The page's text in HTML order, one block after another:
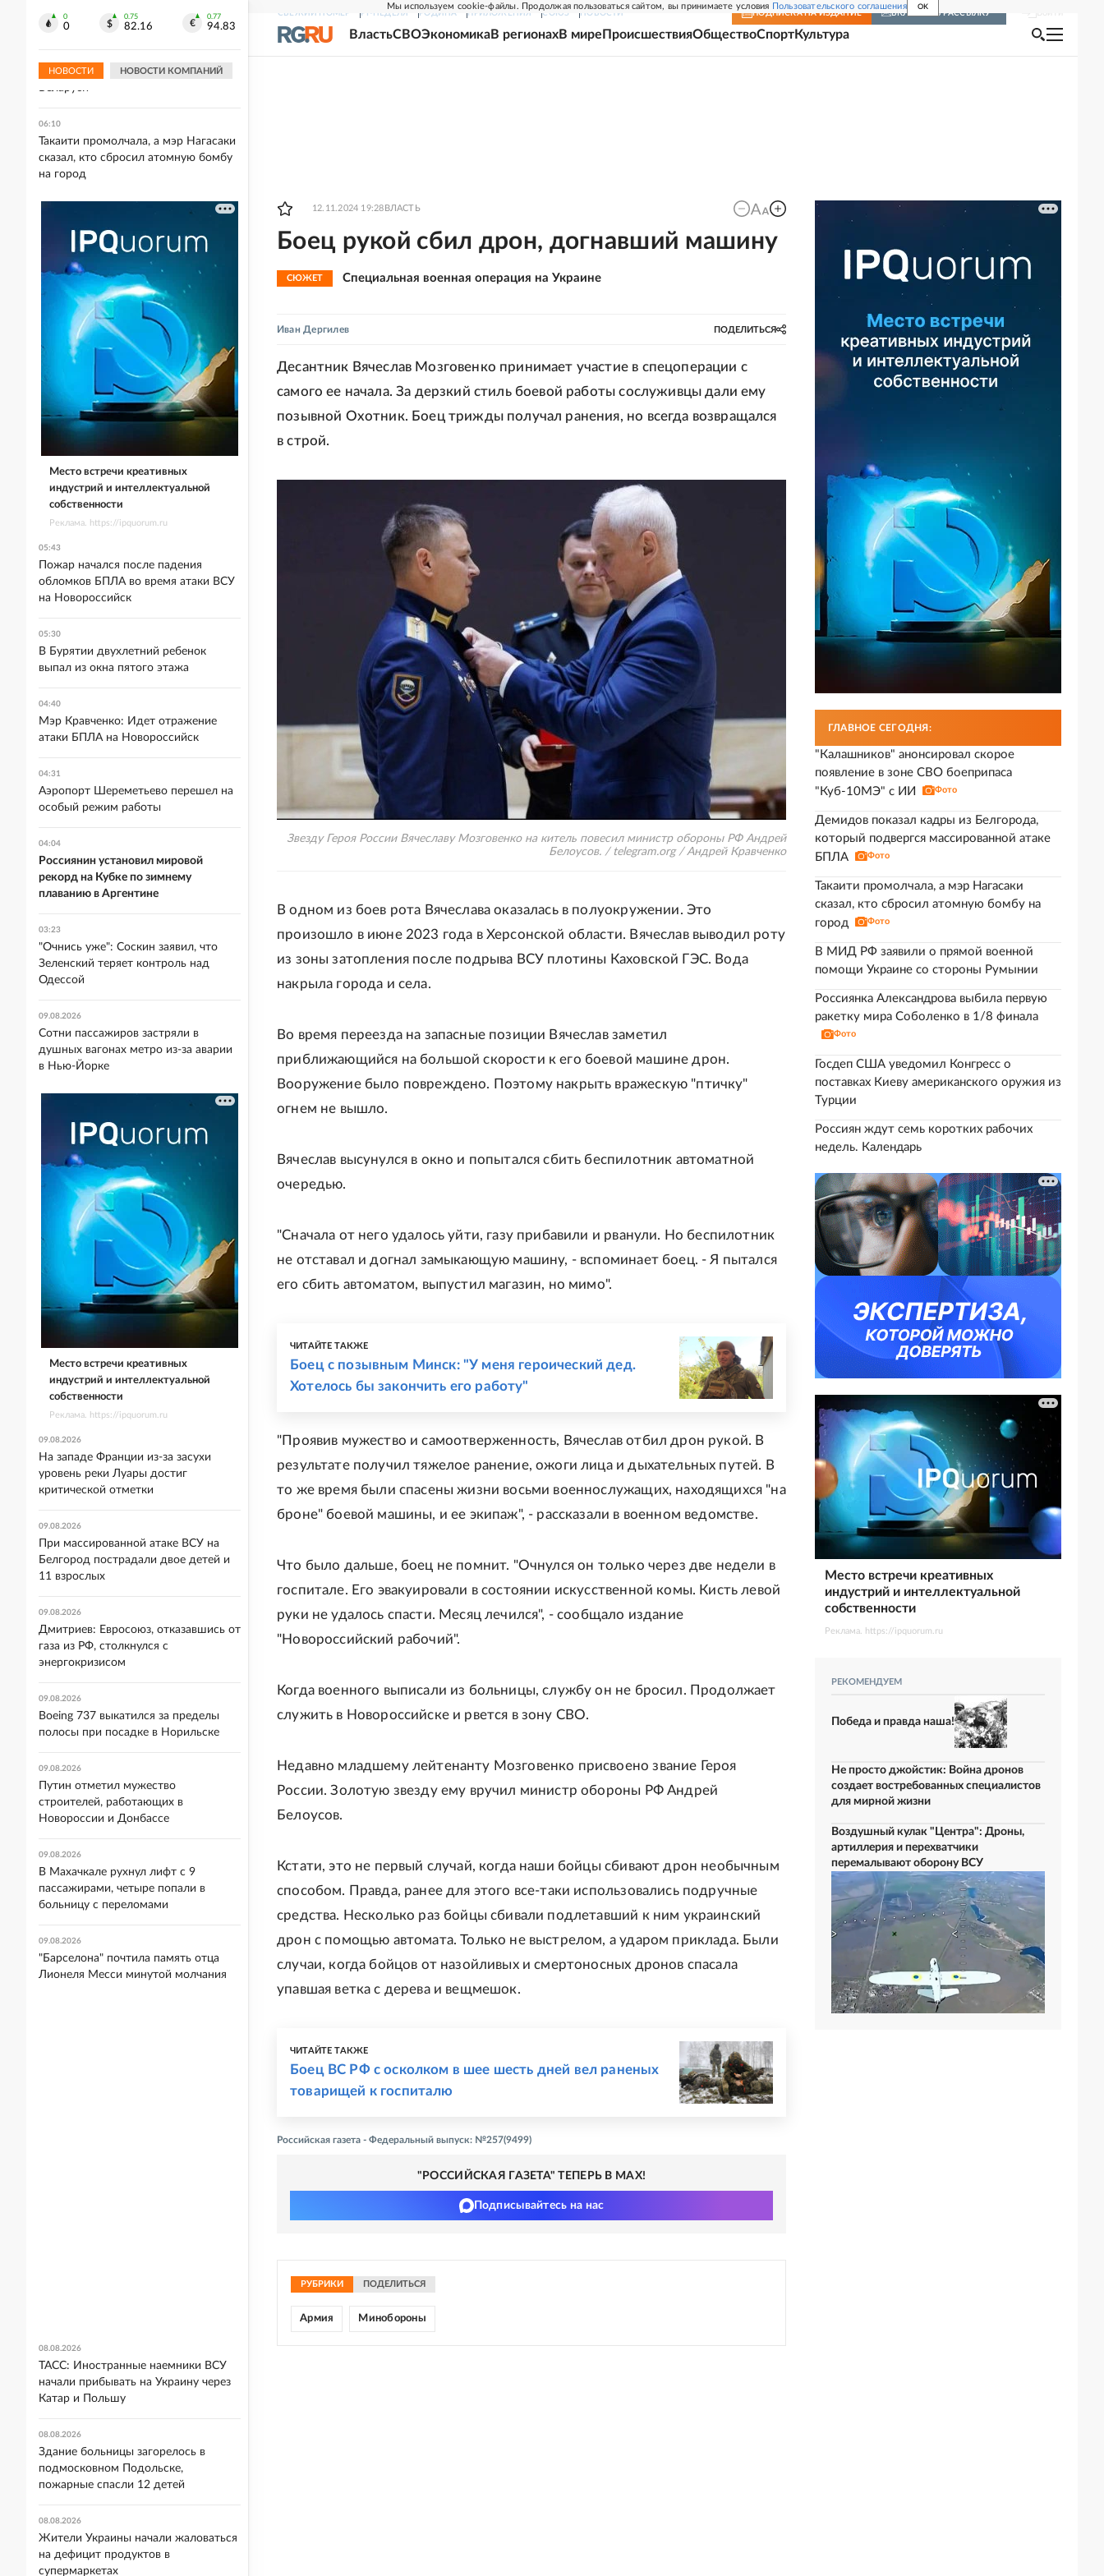
Мы используем cookie-файлы. Продолжая пользоваться сайтом, вы принимаете условия Пользовательского соглашения OK
СВЕЖИЙ НОМЕР РГ-НЕДЕЛЯ РОДИНА ПРИЛОЖЕНИЯ СОЮЗ НОВОСТИ ПОДПИСКА НА ИЗДАНИЕ ВКЛЮЧИТЬ РАССЫЛКУ
ВластьСВОЭкономикаВ регионахВ мире ПроисшествияОбществоСпортКультура
12.11.2024 19:28 ВЛАСТЬ
Боец рукой сбил дрон, догнавший машину
СЮЖЕТ Специальная военная операция на Украине
Иван Дергилев ПОДЕЛИТЬСЯ
Десантник Вячеслав Мозговенко принимает участие в спецоперации с
самого ее начала. За дерзкий стиль боевой работы сослуживцы дали ему
позывной Охотник. Боец трижды получал ранения, но всегда возвращался
в строй.
Звезду Героя России Вячеславу Мозговенко на китель повесил министр обороны РФ Андрей
Белоусов. / telegram.org / Андрей Кравченко
В одном из боев рота Вячеслава оказалась в полуокружении. Это
произошло в июне 2023 года в Херсонской области. Вячеслав выводил роту
из зоны затопления после подрыва ВСУ плотины Каховской ГЭС. Вода
накрыла города и села.
Во время переезда на запасные позиции Вячеслав заметил
приближающийся на большой скорости к его боевой машине дрон.
Вооружение было повреждено. Поэтому накрыть вражескую "птичку"
огнем не вышло.
Вячеслав высунулся в окно и попытался сбить беспилотник автоматной
очередью.
"Сначала от него удалось уйти, газу прибавили и рванули. Но беспилотник
не отставал и догнал замыкающую машину, - вспоминает боец. - Я пытался
его сбить автоматом, выпустил магазин, но мимо".
ЧИТАЙТЕ ТАКЖЕ
Боец с позывным Минск: "У меня героический дед.
Хотелось бы закончить его работу"
"Проявив мужество и самоотверженность, Вячеслав отбил дрон рукой. В
результате получил тяжелое ранение, ожоги лица и дыхательных путей. В
то же время были спасены жизни восьми военнослужащих, находящихся "на
броне" боевой машины, и ее экипаж", - рассказали в военном ведомстве.
Что было дальше, боец не помнит. "Очнулся он только через две недели в
госпитале. Его эвакуировали в состоянии искусственной комы. Кисть левой
руки не удалось спасти. Месяц лечился", - сообщало издание
"Новороссийский рабочий".
Когда военного выписали из больницы, службу он не бросил. Продолжает
служить в Новороссийске и рвется в зону СВО.
Недавно младшему лейтенанту Мозговенко присвоено звание Героя
России. Золотую звезду ему вручил министр обороны РФ Андрей
Белоусов.
Кстати, это не первый случай, когда наши бойцы сбивают дрон необычным
способом. Правда, ранее для этого все-таки использовались подручные
средства. Несколько раз бойцы сбивали подлетавший к ним украинский
дрон с помощью автомата. Только не выстрелом, а ударом приклада. Были
случаи, когда бойцов от назойливых и смертоносных дронов спасала
упавшая ветка с дерева и вещмешок.
ЧИТАЙТЕ ТАКЖЕ
Боец ВС РФ с осколком в шее шесть дней вел раненых
товарищей к госпиталю
Российская газета - Федеральный выпуск: №257(9499)
"РОССИЙСКАЯ ГАЗЕТА" ТЕПЕРЬ В MAX!
Подписывайтесь на нас
РУБРИКИ ПОДЕЛИТЬСЯ
Армия Минобороны
ГЛАВНОЕ СЕГОДНЯ:
"Калашников" анонсировал скорое
появление в зоне СВО боеприпаса
"Куб-10МЭ" с ИИ
Фото
Демидов показал кадры из Белгорода,
который подвергся массированной атаке
БПЛА
Фото
Такаити промолчала, а мэр Нагасаки
сказал, кто сбросил атомную бомбу на
город
Фото
В МИД РФ заявили о прямой военной
помощи Украине со стороны Румынии
Россиянка Александрова выбила первую
ракетку мира Соболенко в 1/8 финала
Фото
Госдеп США уведомил Конгресс о
поставках Киеву американского оружия из
Турции
Россиян ждут семь коротких рабочих
недель. Календарь
Место встречи креативных
индустрий и интеллектуальной
собственности
Реклама. https://ipquorum.ru
РЕКОМЕНДУЕМ
Победа и правда наша!
Не просто джойстик: Война дронов
создает востребованных специалистов
для мирной жизни
Воздушный кулак "Центра": Дроны,
артиллерия и перехватчики
перемалывают оборону ВСУ
0
0
0.75
82.16
0.77
94.83
НОВОСТИ НОВОСТИ КОМПАНИЙ
восстановлено во всех регионах
Беларуси
06:10
Такаити промолчала, а мэр Нагасаки
сказал, кто сбросил атомную бомбу
на город
Место встречи креативных
индустрий и интеллектуальной
собственности
Реклама. https://ipquorum.ru
05:43
Пожар начался после падения
обломков БПЛА во время атаки ВСУ
на Новороссийск
05:30
В Бурятии двухлетний ребенок
выпал из окна пятого этажа
04:40
Мэр Кравченко: Идет отражение
атаки БПЛА на Новороссийск
04:31
Аэропорт Шереметьево перешел на
особый режим работы
04:04
Россиянин установил мировой
рекорд на Кубке по зимнему
плаванию в Аргентине
03:23
"Очнись уже": Соскин заявил, что
Зеленский теряет контроль над
Одессой
09.08.2026
Сотни пассажиров застряли в
душных вагонах метро из-за аварии
в Нью-Йорке
Место встречи креативных
индустрий и интеллектуальной
собственности
Реклама. https://ipquorum.ru
09.08.2026
На западе Франции из-за засухи
уровень реки Луары достиг
критической отметки
09.08.2026
При массированной атаке ВСУ на
Белгород пострадали двое детей и
11 взрослых
09.08.2026
Дмитриев: Евросоюз, отказавшись от
газа из РФ, столкнулся с
энергокризисом
09.08.2026
Boeing 737 выкатился за пределы
полосы при посадке в Норильске
09.08.2026
Путин отметил мужество
строителей, работающих в
Новороссии и Донбассе
09.08.2026
В Махачкале рухнул лифт с 9
пассажирами, четыре попали в
больницу с переломами
09.08.2026
"Барселона" почтила память отца
Лионеля Месси минутой молчания
08.08.2026
ТАСС: Иностранные наемники ВСУ
начали прибывать на Украину через
Катар и Польшу
08.08.2026
Здание больницы загорелось в
подмосковном Подольске,
пожарные спасли 12 детей
08.08.2026
Жители Украины начали жаловаться
на дефицит продуктов в
супермаркетах